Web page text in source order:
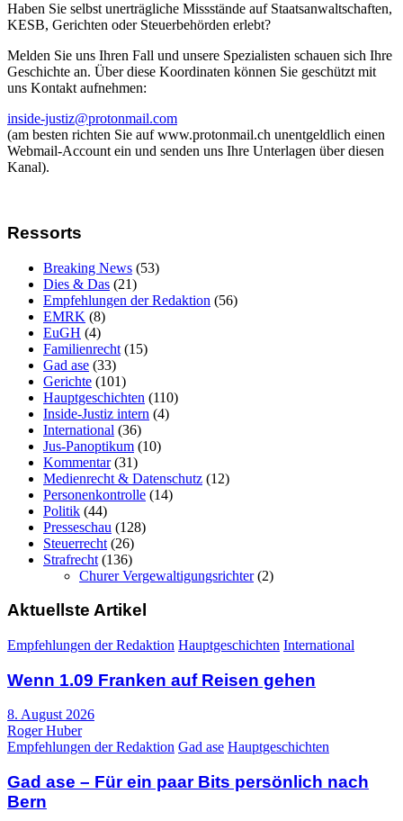
Haben Sie selbst unerträgliche Missstände auf Staatsanwaltschaften,
KESB, Gerichten oder Steuerbehörden erlebt?
Melden Sie uns Ihren Fall und unsere Spezialisten schauen sich Ihre
Geschichte an. Über diese Koordinaten können Sie geschützt mit
uns Kontakt aufnehmen:
inside-justiz@protonmail.com
(am besten richten Sie auf www.protonmail.ch unentgeldlich einen
Webmail-Account ein und senden uns Ihre Unterlagen über diesen
Kanal).
Ressorts
Breaking News (53)
Dies & Das (21)
Empfehlungen der Redaktion (56)
EMRK (8)
EuGH (4)
Familienrecht (15)
Gad ase (33)
Gerichte (101)
Hauptgeschichten (110)
Inside-Justiz intern (4)
International (36)
Jus-Panoptikum (10)
Kommentar(31)
Medienrecht & Datenschutz (12)
Personenkontrolle (14)
Politik (44)
Presseschau (128)
Steuerrecht (26)
Strafrecht (136)
Churer Vergewaltigungsrichter(2)
Aktuellste Artikel
Empfehlungen der Redaktion Hauptgeschichten International
Wenn 1.09 Franken auf Reisen gehen
8. August 2026
Roger Huber
Empfehlungen der Redaktion Gad ase Hauptgeschichten
Gad ase – Für ein paar Bits persönlich nach
Bern